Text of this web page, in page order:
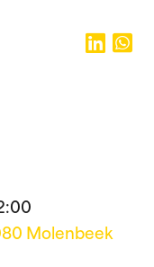
Molenbeek